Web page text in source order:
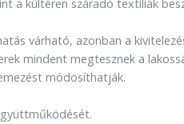
a kültéren száradó textíliák
várható, azonban a
mindent megtesznek a
módosíthatják.